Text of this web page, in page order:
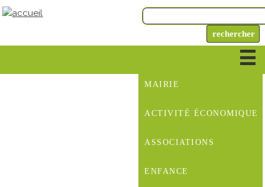
MAIRIE
ACTIVITÉ ÉCONOMIQUE
ASSOCIATIONS
ENFANCE